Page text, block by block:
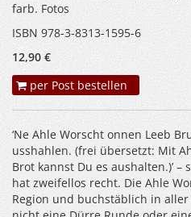
farb. Fotos
ISBN 978-3-8313-1595-6
12,90 €
per Post bestellen
‘Ne Ahle Worscht onnen Leeb
usshahlen. (frei übersetzt: Mit
Brot kannst Du es aushalten.)’
hat zweifellos recht. Die Ahle
Region und buchstäblich in